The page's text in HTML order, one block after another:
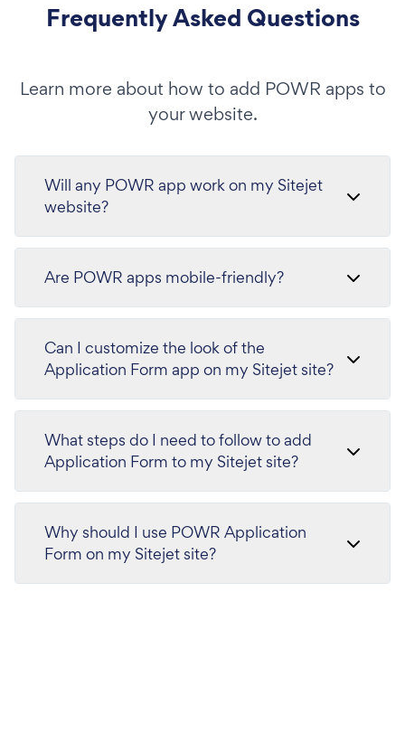
Frequently Asked Questions
Learn more about how to add POWR apps to
your website.
Will any POWR app work on my Sitejet
website?
Are POWR apps mobile-friendly?
Can I customize the look of the
Application Form app on my Sitejet site?
What steps do I need to follow to add
Application Form to my Sitejet site?
Why should I use POWR Application
Form on my Sitejet site?